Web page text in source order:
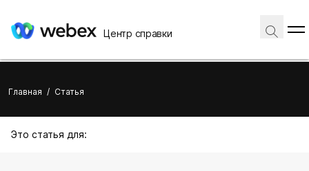
Центр справки
Главная / Статья
Это статья для: